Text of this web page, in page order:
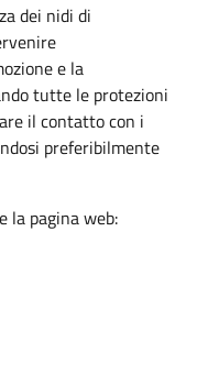
dei nidi di
e la
tutte le protezioni
il contatto con i
preferibilmente
la pagina web: